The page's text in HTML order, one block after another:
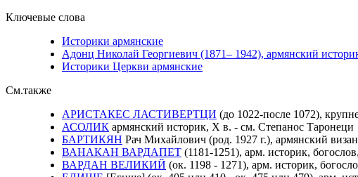
Ключевые слова
Историки армянские
Адонц Николай Георгиевич (1871– 1942), армянский
Историки Церкви армянские
См.также
АРИСТАКЕС ЛАСТИВЕРТЦИ (до 1022-после 1072),
АСОЛИК армянский историк, X в. - см. Степанос Таронеци
БАРТИКЯН Рач Михайлович (род. 1927 г.), армянский
ВАНАКАН ВАРДАПЕТ (1181-1251), арм. историк,
ВАРДАН ВЕЛИКИЙ (ок. 1198 - 1271), арм. историк,